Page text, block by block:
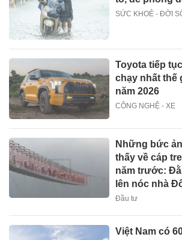
SỨC KHOẺ - ĐỜI
Toyota tiếp
chạy nhất thế
năm 2026
CÔNG NGHỆ - XE
Những bức
thấy về cáp
năm trước:
lên nóc nhà
Đầu tư
Việt Nam có